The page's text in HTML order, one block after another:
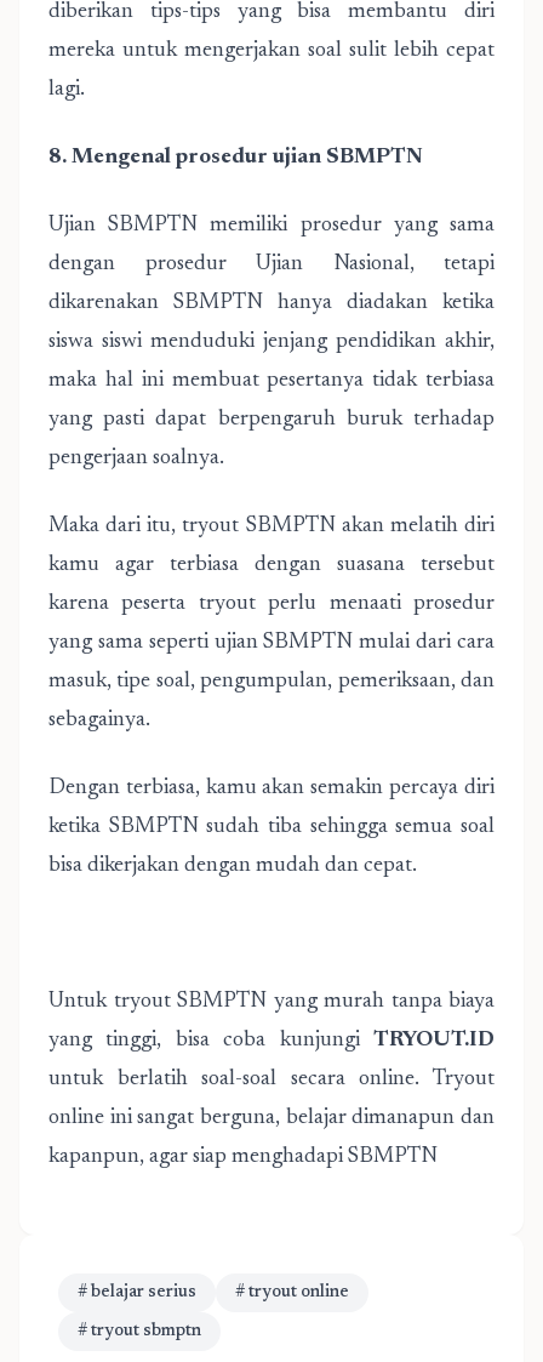
diberikan tips-tips yang bisa membantu diri
mereka untuk mengerjakan soal sulit lebih cepat
lagi.
8. Mengenal prosedur ujian SBMPTN
Ujian SBMPTN memiliki prosedur yang sama
dengan prosedur Ujian Nasional, tetapi
dikarenakan SBMPTN hanya diadakan ketika
siswa siswi menduduki jenjang pendidikan akhir,
maka hal ini membuat pesertanya tidak terbiasa
yang pasti dapat berpengaruh buruk terhadap
pengerjaan soalnya.
Maka dari itu, tryout SBMPTN akan melatih diri
kamu agar terbiasa dengan suasana tersebut
karena peserta tryout perlu menaati prosedur
yang sama seperti ujian SBMPTN mulai dari cara
masuk, tipe soal, pengumpulan, pemeriksaan, dan
sebagainya.
Dengan terbiasa, kamu akan semakin percaya diri
ketika SBMPTN sudah tiba sehingga semua soal
bisa dikerjakan dengan mudah dan cepat.
Untuk tryout SBMPTN yang murah tanpa biaya
yang tinggi, bisa coba kunjungi TRYOUT.ID
untuk berlatih soal-soal secara online. Tryout
online ini sangat berguna, belajar dimanapun dan
kapanpun, agar siap menghadapi SBMPTN
# belajar serius # tryout online
# tryout sbmptn